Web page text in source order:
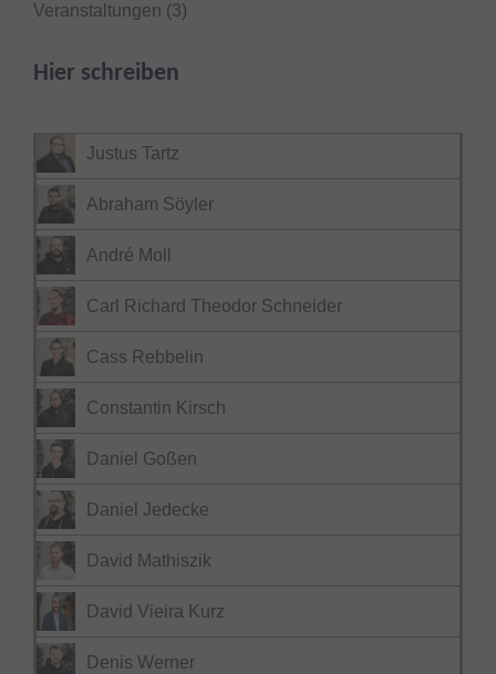
Veranstaltungen (3)
Hier schreiben
Justus Tartz
Abraham Söyler
André Moll
Carl Richard Theodor Schneider
Cass Rebbelin
Constantin Kirsch
Daniel Goßen
Daniel Jedecke
David Mathiszik
David Vieira Kurz
Denis Werner